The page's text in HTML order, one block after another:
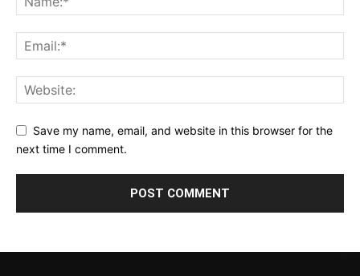
Save my name, email, and website in this browser for the
next time I comment.